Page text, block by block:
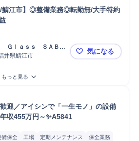
鯖江市】◎整備業務◎転勤無/大手特約
Ｇｌａｓｓ　ＳＡＢＡ
井県鯖江市 未経験歓迎
気になる
もっと見る
迎／アイシンで「一生モノ」の設備
収455万円～✨A5841
備保全 工場 定期メンテナンス
保全業務